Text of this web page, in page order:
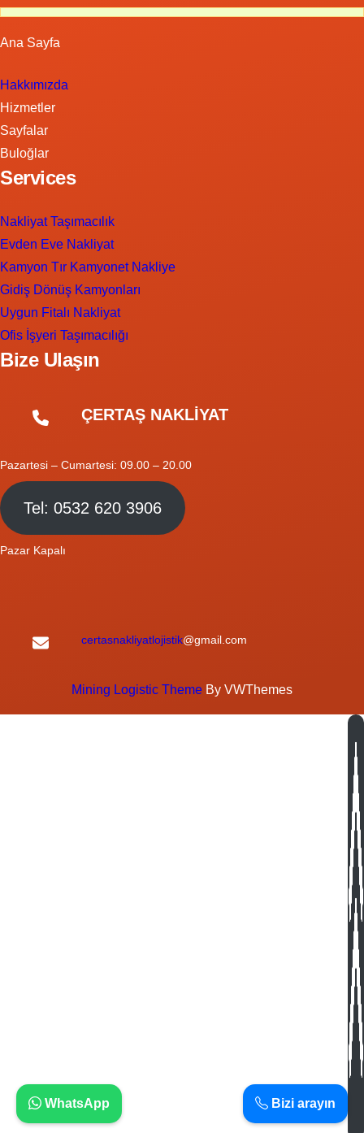
Ana Sayfa
Hakkımızda
Hizmetler
Sayfalar
Buloğlar
Services
Nakliyat Taşımacılık
Evden Eve Nakliyat
Kamyon Tır Kamyonet Nakliye
Gidiş Dönüş Kamyonları
Uygun Fitalı Nakliyat
Ofis İşyeri Taşımacılığı
Bize Ulaşın
ÇERTAŞ NAKLİYAT
Pazartesi – Cumartesi: 09.00 – 20.00
Tel: 0532 620 3906
Pazar Kapalı
certasnakliyatlojistik@gmail.com
Mining Logistic Theme By VWThemes
Bizi arayın
WhatsApp